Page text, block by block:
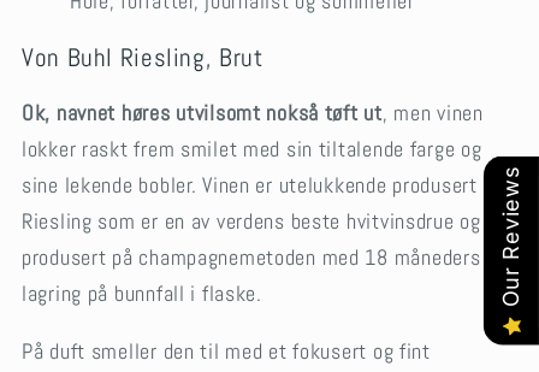
Von Buhl Riesling, Brut
Ok, navnet høres utvilsomt nokså tøft ut, men vinen
lokker raskt frem smilet med sin tiltalende farge og
sine lekende bobler. Vinen er utelukkende produsert på
Riesling som er en av verdens beste hvitvinsdrue og er
produsert på champagnemetoden med 18 måneders
lagring på bunnfall i flaske.
På duft smeller den til med et fokusert og fint
Our Reviews